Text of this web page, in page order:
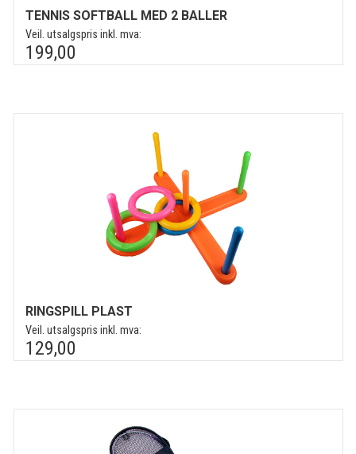
TENNIS SOFTBALL MED 2 BALLER
Veil. utsalgspris inkl. mva:
199,00
RINGSPILL PLAST
Veil. utsalgspris inkl. mva:
129,00